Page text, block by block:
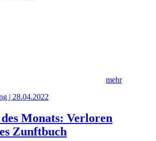
mehr
| 28.04.2022
Monats: Verloren
Zunftbuch